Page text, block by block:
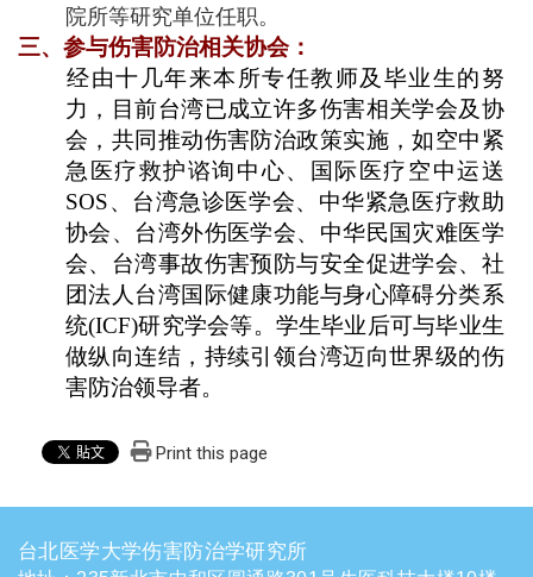
院所等研究单位任职。
三、参与伤害防治相关协会：
​经由十几年来本所专任教师及毕业生的努
力，目前台湾已成立许多伤害相关学会及协
会，共同推动伤害防治政策实施，如空中紧
急医疗救护谘询中心、国际医疗空中运送
SOS、台湾急诊医学会、中华紧急医疗救助
协会、台湾外伤医学会、中华民国灾难医学
会、台湾事故伤害预防与安全促进学会、社
团法人台湾国际健康功能与身心障碍分类系
统(ICF)研究学会等。学生毕业后可与毕业生
做纵向连结，持续引领台湾迈向世界级的伤
害防治领导者。
Print this page
台北医学大学伤害防治学研究所